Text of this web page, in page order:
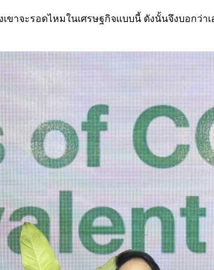
าจะรอดไหมในเศรษฐกิจแบบนี้ ดังนั้นจึงบอกว่า